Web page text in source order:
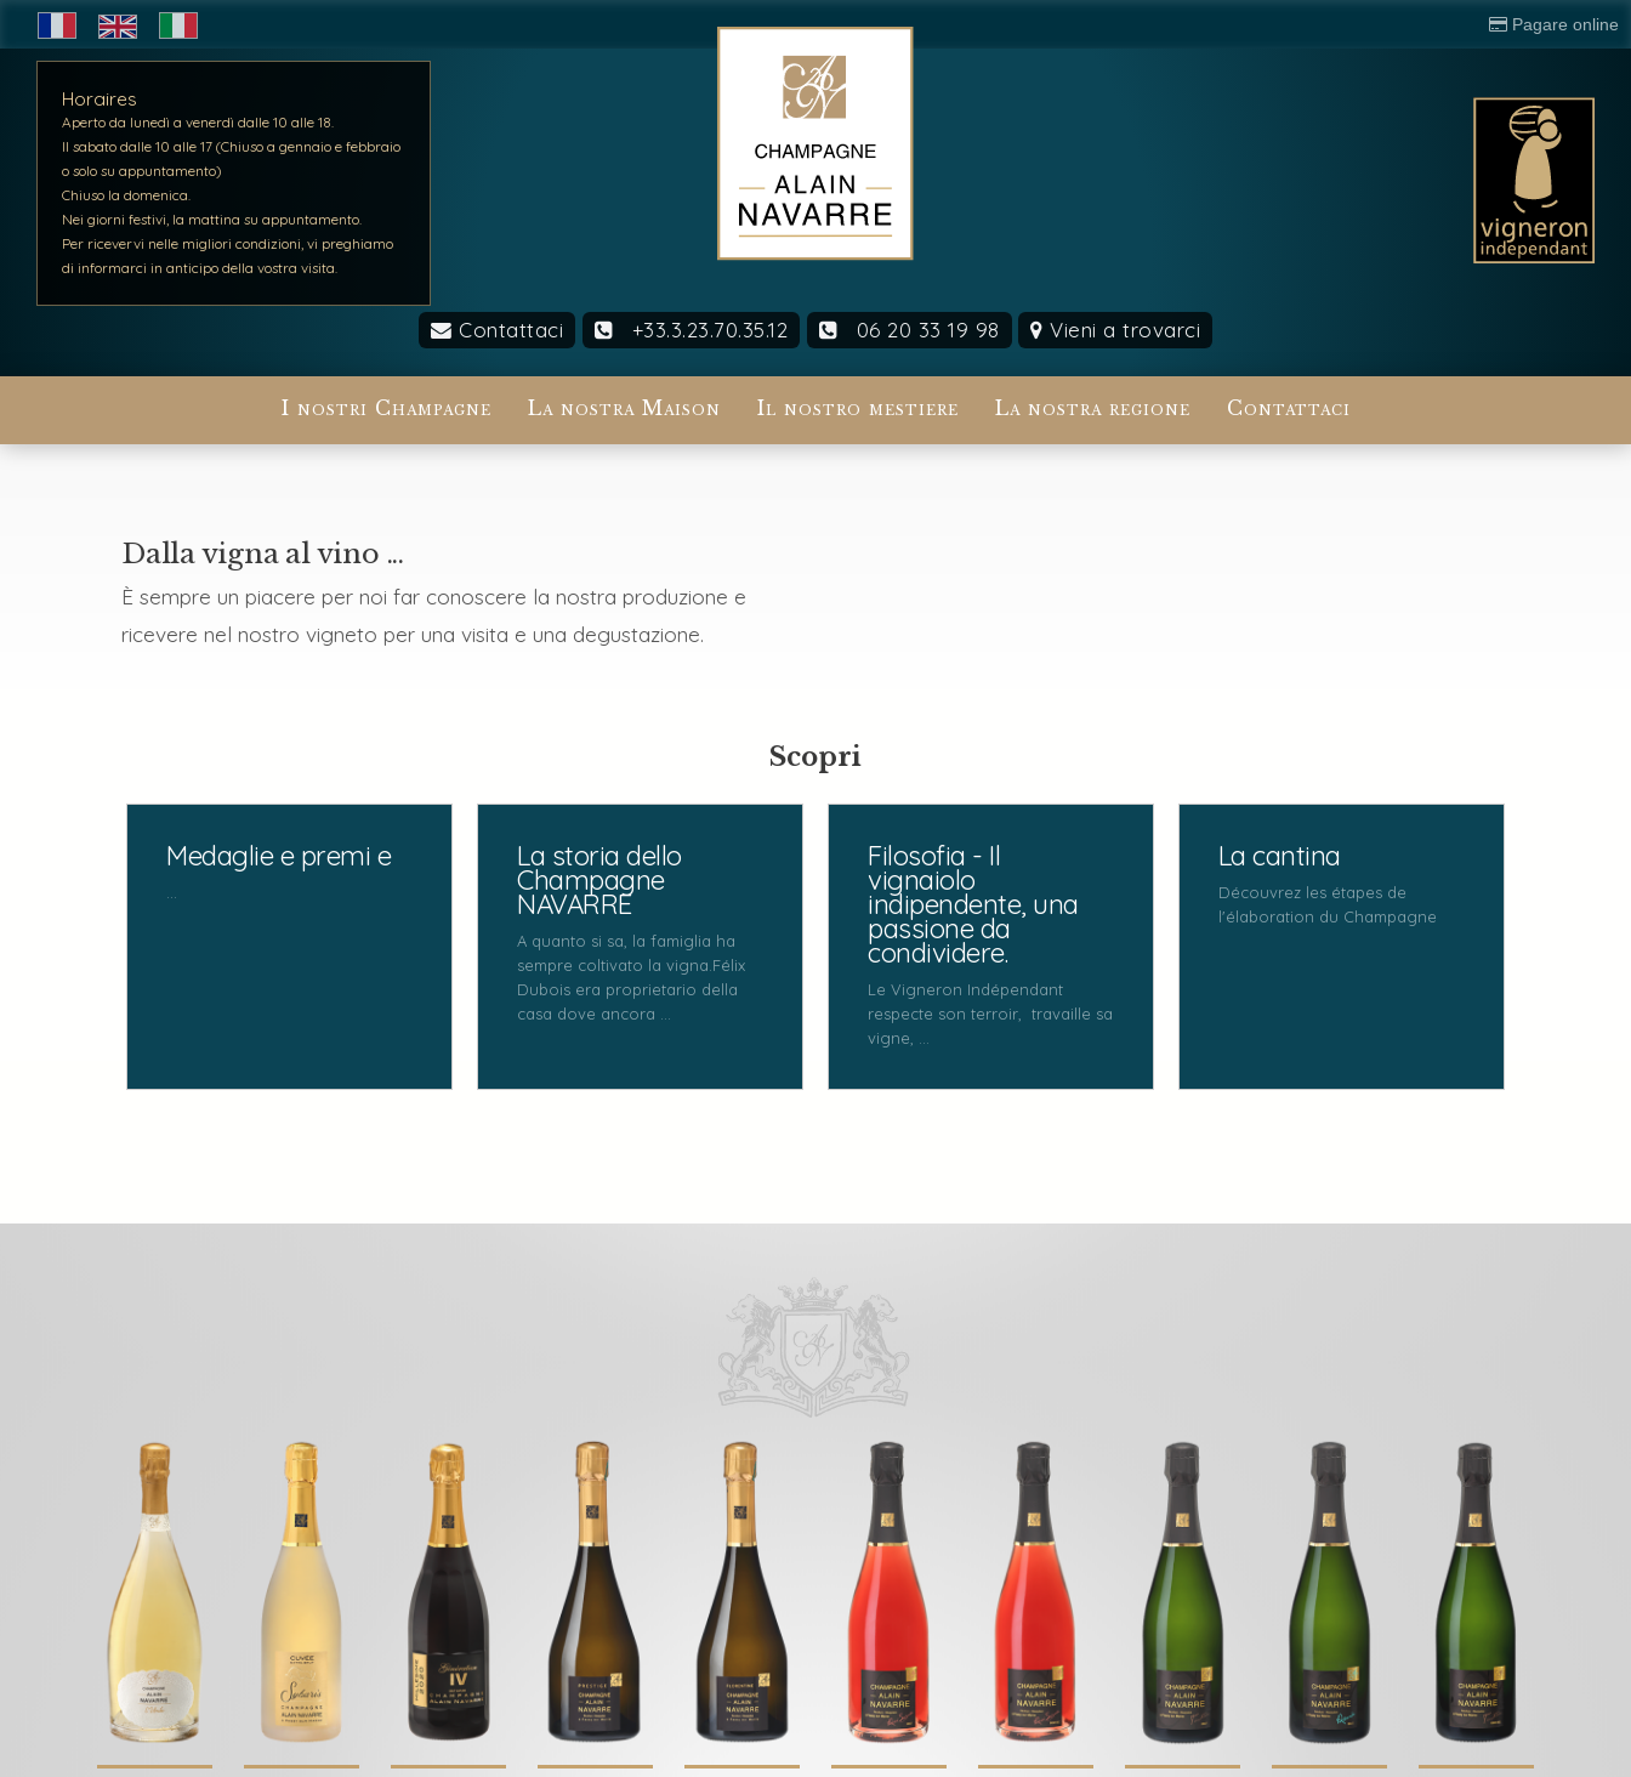
Horaires
Aperto da lunedì a venerdì dalle 10 alle 18.
Il sabato dalle 10 alle 17 (Chiuso a gennaio e febbraio
o solo su appuntamento)
Chiuso la domenica.
Nei giorni festivi, la mattina su appuntamento.
Per ricevervi nelle migliori condizioni, vi preghiamo
di informarci in anticipo della vostra visita.
Contattaci +33.3.23.70.35.12 06 20 33 19 98 Vieni a trovarci
I nostri Champagne La nostra Maison Il nostro mestiere La nostra regione Contattaci
Dalla vigna al vino ...
È sempre un piacere per noi far conoscere la nostra produzione e
ricevere nel nostro vigneto per una visita e una degustazione.
Scopri
Medaglie e premi e La storia dello
Champagne
NAVARRE
A quanto si sa, la famiglia ha
sempre coltivato la vigna.Félix
Dubois era proprietario della
casa dove ancora ...
Filosofia - Il
vignaiolo
indipendente, una
passione da
condividere.
Le Vigneron Indépendant
respecte son terroir, travaille sa
vigne, ...
La cantina
Découvrez les étapes de
l'élaboration du Champagne
Pagare online